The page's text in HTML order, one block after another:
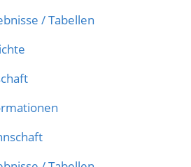
/ Tabellen